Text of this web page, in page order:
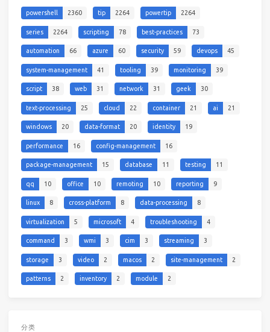
powershell 2360 tip 2264 powertip 2264
series 2264 scripting 78 best-practices 73
automation 66 azure 60 security 59 devops 45
system-management 41 tooling 39 monitoring 39
script 38 web 31 network 31 geek 30
text-processing 25 cloud 22 container 21 ai 21
windows 20 data-format 20 identity 19
performance 16 config-management 16
package-management 15 database 11 testing 11
qq 10 office 10 remoting 10 reporting 9
linux 8 cross-platform 8 data-processing 8
virtualization 5 microsoft 4 troubleshooting 4
command 3 wmi 3 cim 3 streaming 3
storage 3 video 2 macos 2 site-management 2
patterns 2 inventory 2 module 2
分类